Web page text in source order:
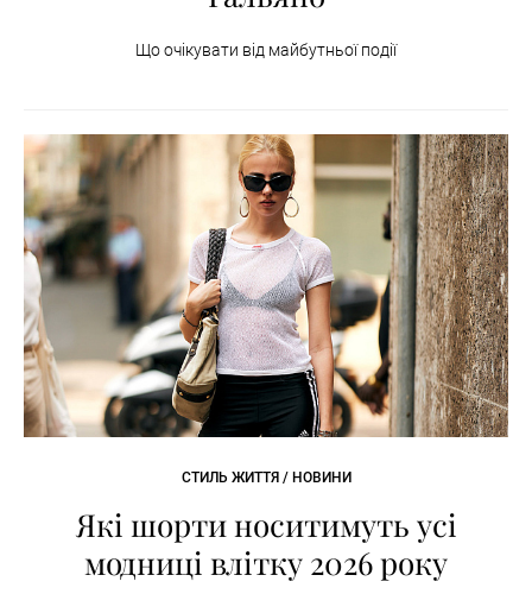
Що очікувати від майбутньої події
СТИЛЬ ЖИТТЯ / НОВИНИ
Які шорти носитимуть усі
модниці влітку 2026 року